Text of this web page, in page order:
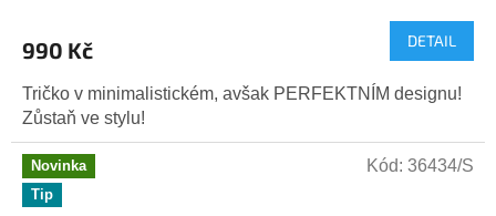
990 Kč DETAIL
Tričko v minimalistickém, avšak PERFEKTNÍM designu!
Zůstaň ve stylu!
Novinka
Tip
Kód: 36434/S